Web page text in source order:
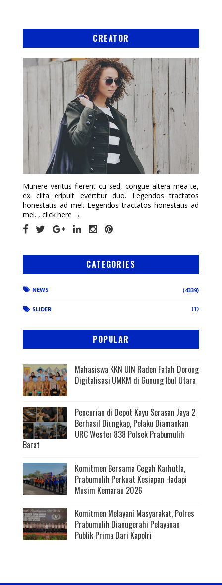
CREATOR
Munere veritus fierent cu sed, congue altera mea te,
ex clita eripuit evertitur duo. Legendos tractatos
honestatis ad mel. Legendos tractatos honestatis ad
mel. ,click here →
CATEGORIES
NEWS (4339)
SLIDER (1)
POPULAR
Mahasiswa KKN UIN Raden Fatah Dorong
Digitalisasi UMKM di Gunung Ibul Utara
Pencurian di Depot Kayu Serasan Jaya 2
Berhasil Diungkap, Pelaku Diamankan
URC Wester 838 Polsek Prabumulih
Barat
Komitmen Bersama Cegah Karhutla,
Prabumulih Perkuat Kesiapan Hadapi
Musim Kemarau 2026
Komitmen Melayani Masyarakat, Polres
Prabumulih Dianugerahi Pelayanan
Publik Prima Dari Kapolri